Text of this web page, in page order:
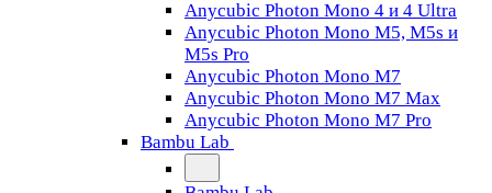
Anycubic Photon Mono 4 и 4 Ultra
Anycubic Photon Mono M5, M5s и
M5s Pro
Anycubic Photon Mono M7
Anycubic Photon Mono M7 Max
Anycubic Photon Mono M7 Pro
Bambu Lab